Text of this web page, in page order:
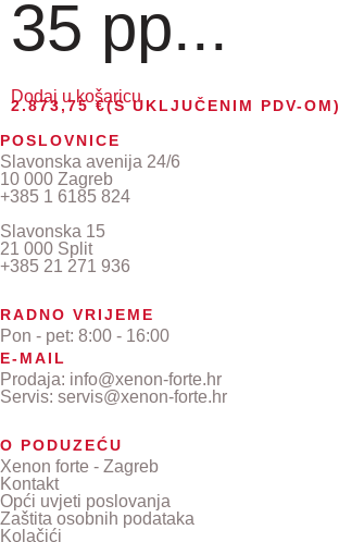
35 pp...
2.873,75€(S UKLJUČENIM PDV-OM)
Dodaj u košaricu
POSLOVNICE
Slavonska avenija 24/6
10 000 Zagreb
+385 1 6185 824
Slavonska 15
21 000 Split
+385 21 271 936
RADNO VRIJEME
Pon - pet: 8:00 - 16:00
E-MAIL
Prodaja: info@xenon-forte.hr
Servis: servis@xenon-forte.hr
O PODUZEĆU
Xenon forte - Zagreb
Kontakt
Opći uvjeti poslovanja
Zaštita osobnih podataka
Kolačići